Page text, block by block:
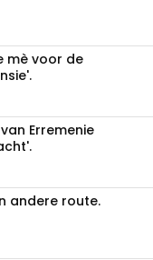
mè voor de
Erremenie
andere route.